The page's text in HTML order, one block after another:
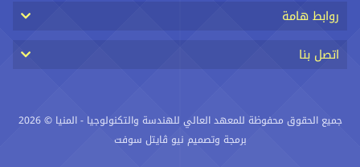
اتصل بنا
روابط هامة
جميع الحقوق محفوظة للمعهد العالي للهندسة والتكنولوجيا - المنيا © 2026
برمجة وتصميم نيو ڨايتل سوفت